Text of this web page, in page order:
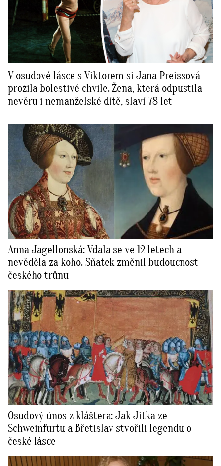
V osudové lásce s Viktorem si Jana Preissová
prožila bolestivé chvíle. Žena, která odpustila
nevěru i nemanželské dítě, slaví 78 let
Anna Jagellonská: Vdala se ve 12 letech a
nevěděla za koho. Sňatek změnil budoucnost
českého trůnu
Osudový únos z kláštera: Jak Jitka ze
Schweinfurtu a Břetislav stvořili legendu o
české lásce